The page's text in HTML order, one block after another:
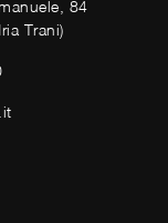
84
Trani)